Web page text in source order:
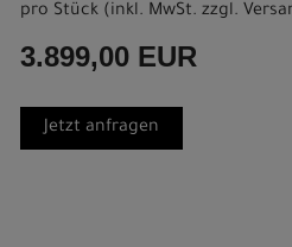
pro Stück (inkl. MwSt. zzgl.
3.899,00 EUR
Jetzt anfragen